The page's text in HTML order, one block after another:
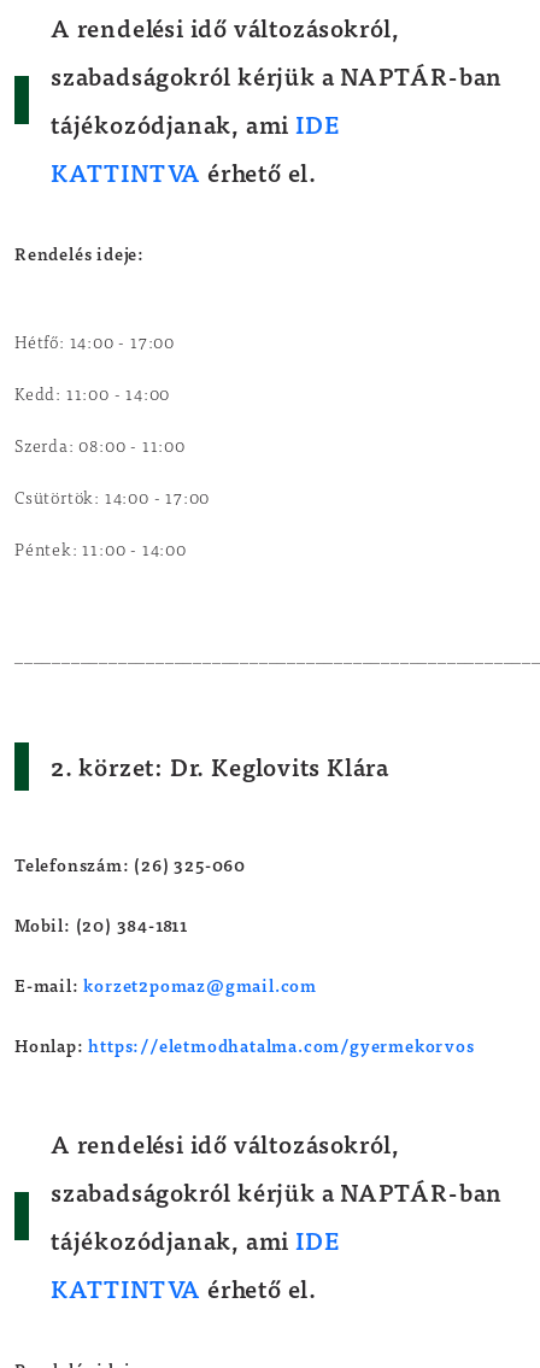
A rendelési idő változásokról,
szabadságokról kérjük a NAPTÁR-ban
tájékozódjanak, amiIDE
KATTINTVA érhető el.
Rendelés ideje:
Hétfő: 14:00 - 17:00
Kedd: 11:00 - 14:00
Szerda: 08:00 - 11:00
Csütörtök: 14:00 - 17:00
Péntek:11:00 - 14:00
2. körzet: Dr. Keglovits Klára
Telefonszám: (26) 325-060
Mobil: (20) 384-1811
E-mail:korzet2pomaz@gmail.com
Honlap:https://eletmodhatalma.com/gyermekorvos
A rendelési idő változásokról,
szabadságokról kérjük a NAPTÁR-ban
tájékozódjanak, amiIDE
KATTINTVA érhető el.